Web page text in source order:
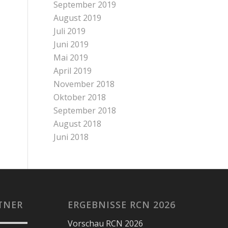
September 2019
August 2019
Juli 2019
Juni 2019
Mai 2019
April 2019
November 2018
Oktober 2018
September 2018
August 2018
Juni 2018
ERGEBNISSE RCN 2026
Vorschau RCN 2026